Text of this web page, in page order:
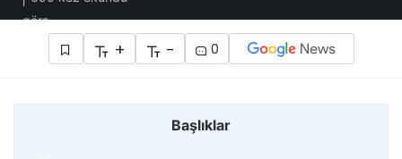
+ - 0
Başlıklar